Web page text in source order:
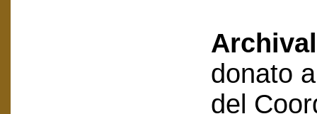
donato
del